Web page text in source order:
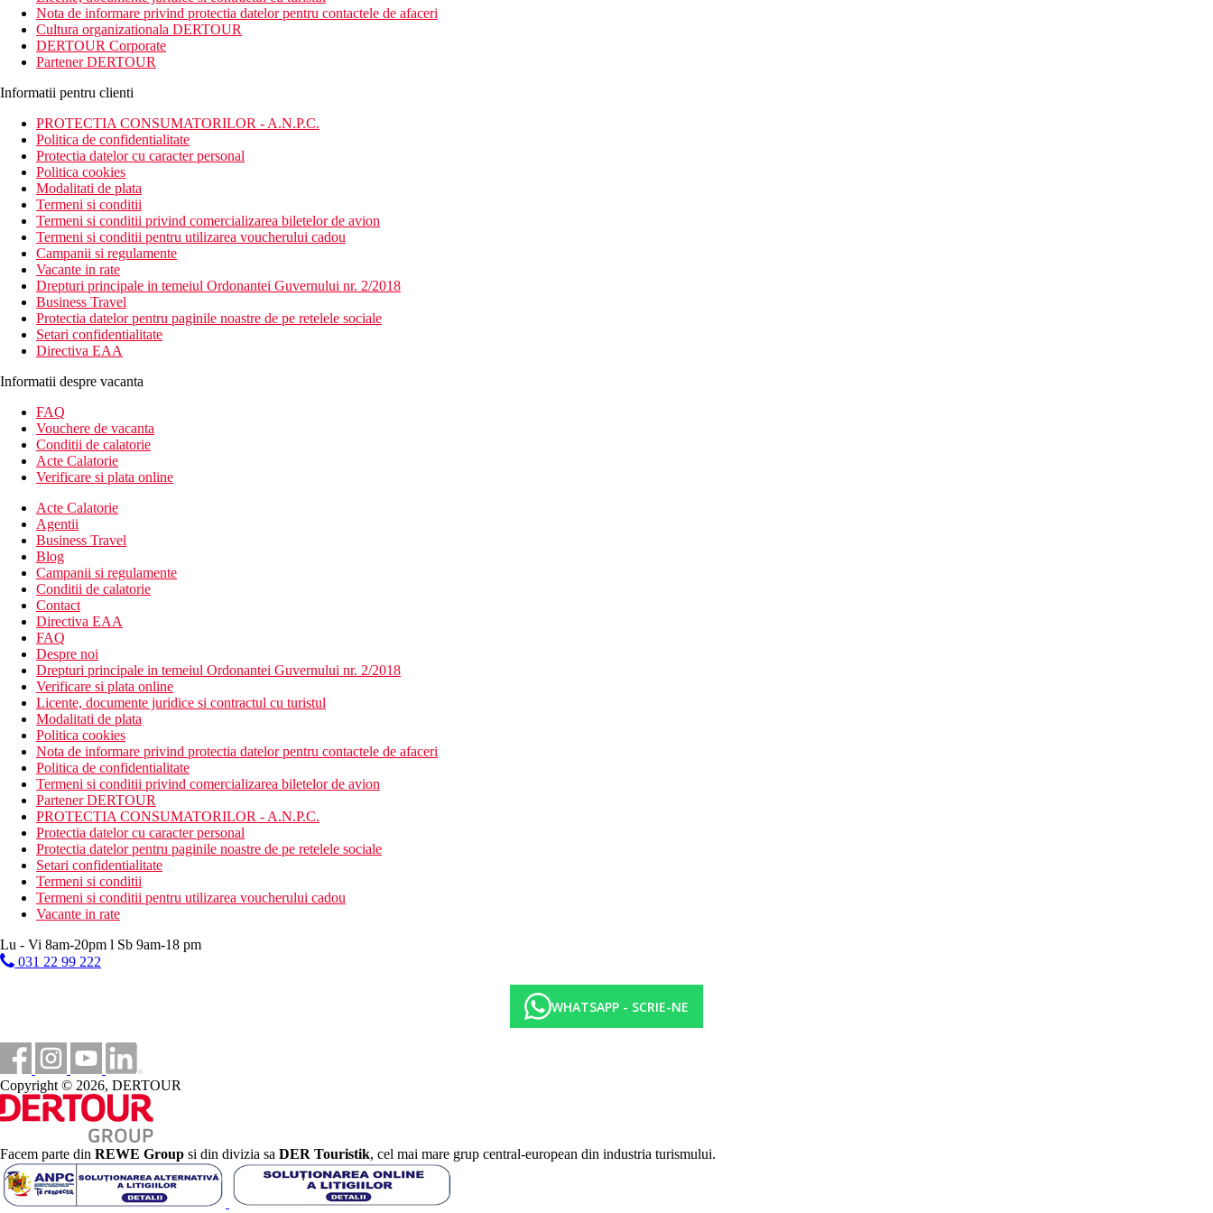
Distanta
51 cm distanta de Aeroportul International Larnaca
200 m distanta de Plaja Pantachou
Descrierea camerei
Camerele dispun de:
baie
toaleta
uscator de par
seif
aer conditionat
TV/sat.
mini-frigider
set de cafea si ceai
balcon sau terasa
Descrierea hotelului
Hotelul dispune de:
73 camere
hol intrare cu receptie
mini-market
piscina in aer liber (terasa la soare, sezlonguri, umbrele si prosoape gratuite)
bar langa piscina
camera de bagaje
spalatorie (contra cost)
curatatorie chimica (contra cost)
sala de fitness
parcare pentru persoane cu handicap
lift
room service
serviciu de trezire
serviciu de transfer (contra cost)
Descrierea plajei
plaja cu nisip
sezlonguri si umbrele contra cost
Activitati sportive gratuite
piscina interioara
fitness
Activitati sportive contra cost
masaje
saun
baie de aburi
Masa
Mic dejun, pranz si cina tip bufet
Bauturi alcoolice si non-alcoolice (10.00 a.m.–11.00 p.m.)
Gustare usoara (11.00-11.30 si 16.00-17.00)
Categoria oficiala
Distanţe
51 km
Distanta de cel mai apropiat aeroport
200 m
Distanta pana la plaja
Nota de informare privind protectia datelor pentru contactele de afaceri
Cultura organizationala DERTOUR
DERTOUR Corporate
Partener DERTOUR
Informatii pentru clienti
PROTECTIA CONSUMATORILOR - A.N.P.C.
Politica de confidentialitate
Protectia datelor cu caracter personal
Politica cookies
Modalitati de plata
Termeni si conditii
Termeni si conditii privind comercializarea biletelor de avion
Termeni si conditii pentru utilizarea voucherului cadou
Campanii si regulamente
Vacante in rate
Drepturi principale in temeiul Ordonantei Guvernului nr. 2/2018
Business Travel
Protectia datelor pentru paginile noastre de pe retelele sociale
Setari confidentialitate
Directiva EAA
Informatii despre vacanta
FAQ
Vouchere de vacanta
Conditii de calatorie
Acte Calatorie
Verificare si plata online
Acte Calatorie
Agentii
Business Travel
Blog
Campanii si regulamente
Conditii de calatorie
Contact
Directiva EAA
FAQ
Despre noi
Drepturi principale in temeiul Ordonantei Guvernului nr. 2/2018
Verificare si plata online
Licente, documente juridice si contractul cu turistul
Modalitati de plata
Politica cookies
Nota de informare privind protectia datelor pentru contactele de afaceri
Politica de confidentialitate
Termeni si conditii privind comercializarea biletelor de avion
Partener DERTOUR
PROTECTIA CONSUMATORILOR - A.N.P.C.
Protectia datelor cu caracter personal
Protectia datelor pentru paginile noastre de pe retelele sociale
Setari confidentialitate
Termeni si conditii
Termeni si conditii pentru utilizarea voucherului cadou
Vacante in rate
Lu - Vi 8am-20pm l Sb 9am-18 pm
031 22 99 222
WHATSAPP - SCRIE-NE
Copyright © 2026, DERTOUR
Facem parte din REWE Group si din divizia sa DER Touristik, cel mai mare grup central-european din industria turismului.